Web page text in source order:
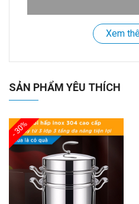
Năng, Tay Cầm Trợ Lực,
Đức
🌟Giới Thiệu Sản Phẩm:
Khám pháDụng Cụ Kẹp
cụ hoàn hảo giúp bạn tách
quả mà không làm vỡ nhân.
hình phễu , dụng cụ này
nhưóc chó hạnh nhân
Xem
SẢN PHẨM YÊU THÍCH
- 30%